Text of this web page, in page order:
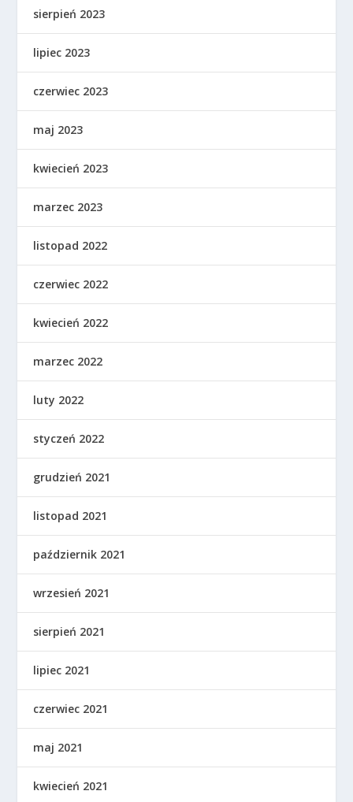
sierpień 2023
lipiec 2023
czerwiec 2023
maj 2023
kwiecień 2023
marzec 2023
listopad 2022
czerwiec 2022
kwiecień 2022
marzec 2022
luty 2022
styczeń 2022
grudzień 2021
listopad 2021
październik 2021
wrzesień 2021
sierpień 2021
lipiec 2021
czerwiec 2021
maj 2021
kwiecień 2021